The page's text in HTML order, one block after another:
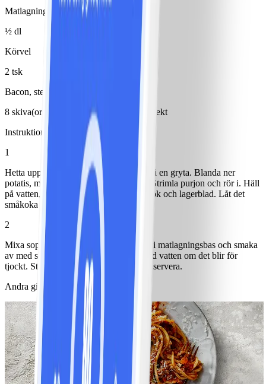
Matlagningsbas 4% (typ Milda mat)
½ dl
Körvel
2 tsk
Bacon, stekt
8 skiva(or), avrunnen/avrunnet, knaperstekt
Instruktioner
1
Hetta upp olja och mjukfräs hackad lök i en gryta. Blanda ner
potatis, morot och selleri skurna i bitar. Strimla purjon och rör i. Häll
på vatten, buljongtärningar, pressad vitlök och lagerblad. Låt det
småkoka under lock ca 20 minuter.
2
Mixa soppan till lagom konsistens. Rör i matlagningsbas och smaka
av med salt, peppar och körvel. Spä med vatten om det blir för
tjockt. Strö över knaperstekt bacon och servera.
Andra gillade också